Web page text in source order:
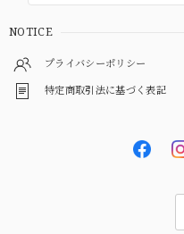
NOTICE
プライバシーポリシー
特定商取引法に基づく表記